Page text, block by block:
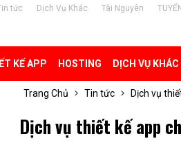
tức Dịch Vụ Khác Tài Nguyên
KẾ APP HOSTING DỊCH VỤ KHÁC
Trang Chủ Tin tức Dịch vụ
Dịch vụ thiết kế app